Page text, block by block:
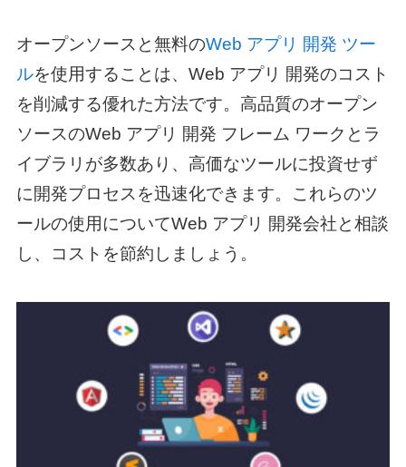
オープンソースと無料のWeb アプリ 開発 ツー
ルを使用することは、 Web アプリ 開発のコスト
を削減する優れた方法です。高品質のオープン
ソースのWeb アプリ 開発 フレーム ワーク とラ
イブラリが多数あり、高価なツールに投資せず
に開発プロセスを迅速化できます。これらのツ
ールの使用についてWeb アプリ 開発会社と相談
し、コストを節約しましょう。